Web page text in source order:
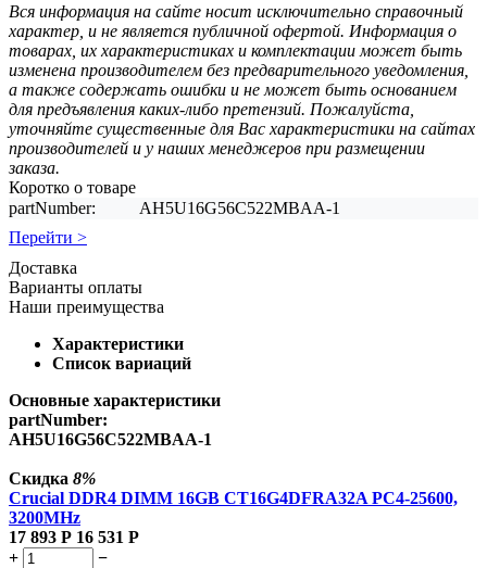
Вся информация на сайте носит исключительно справочный
характер, и не является публичной офертой. Информация о
товарах, их характеристиках и комплектации может быть
изменена производителем без предварительного уведомления,
а также содержать ошибки и не может быть основанием
для предъявления каких-либо претензий. Пожалуйста,
уточняйте существенные для Вас характеристики на сайтах
производителей и у наших менеджеров при размещении
заказа.
Коротко о товаре
partNumber:
AH5U16G56C522MBAA-1
Перейти >
Доставка
Варианты оплаты
Наши преимущества
Характеристики
Список вариаций
Основные характеристики
partNumber:
AH5U16G56C522MBAA-1
Скидка 8%
Crucial DDR4 DIMM 16GB CT16G4DFRA32A PC4-25600,
3200MHz
17 893 Р 16 531 Р
+
−